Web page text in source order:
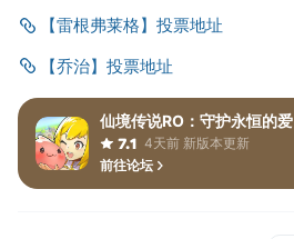
【雷根弗莱格】投票地址
【乔治】投票地址
仙境传说RO：守护永恒的爱
7.1 4天前 新版本更新
前往论坛